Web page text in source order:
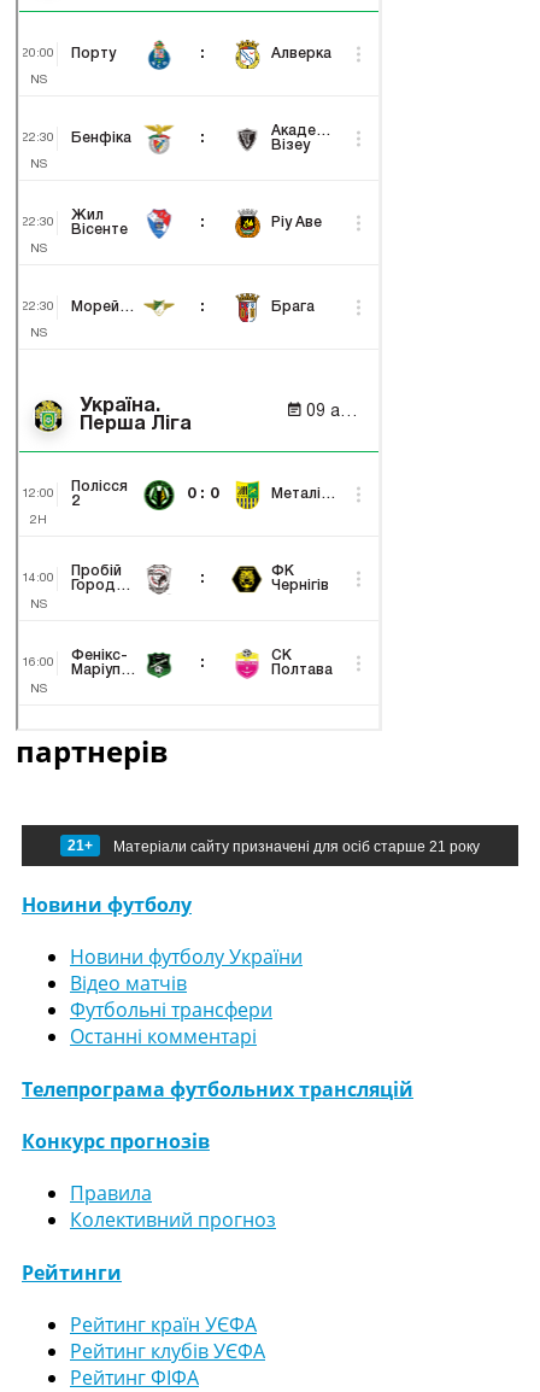
партнерів
21+ Матеріали сайту призначені для осіб старше 21 року
Новини футболу
Новини футболу України
Відео матчів
Футбольні трансфери
Останні комментарі
Телепрограма футбольних трансляцій
Конкурс прогнозів
Правила
Колективний прогноз
Рейтинги
Рейтинг країн УЄФА
Рейтинг клубів УЄФА
Рейтинг ФІФА